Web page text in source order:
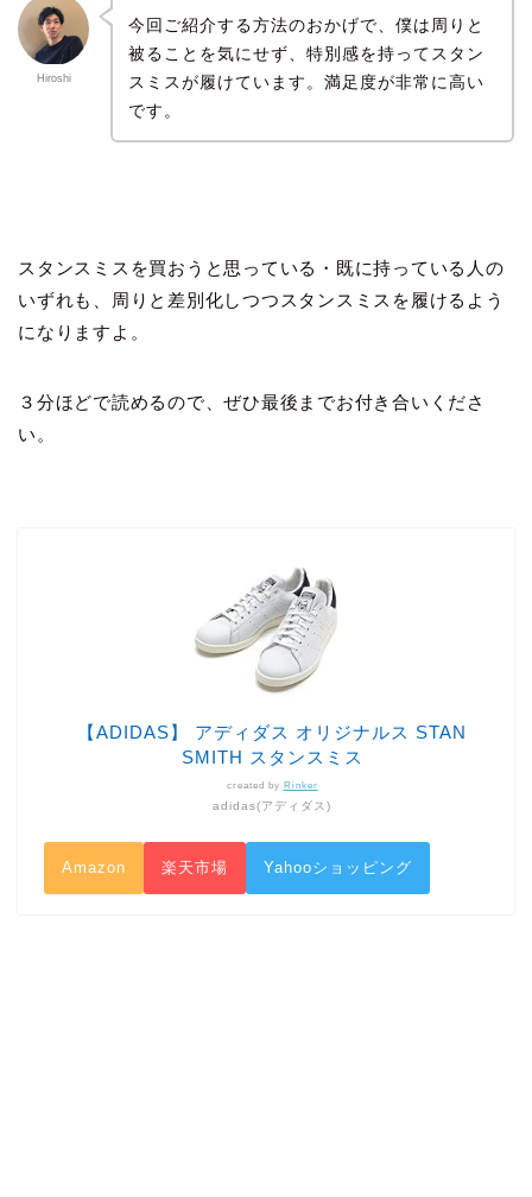
Hiroshi
今回ご紹介する方法のおかげで、僕は周りと
被ることを気にせず、特別感を持ってスタン
スミスが履けています。満足度が非常に高い
です。
スタンスミスを買おうと思っている・既に持っている人の
いずれも、周りと差別化しつつスタンスミスを履けるよう
になりますよ。
３分ほどで読めるので、ぜひ最後までお付き合いくださ
い。
【ADIDAS】 アディダス オリジナルス STAN
SMITH スタンスミス
created by Rinker
adidas(アディダス)
Amazon 楽天市場 Yahooショッピング